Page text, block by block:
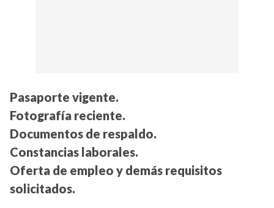
Pasaporte vigente.
Fotografía reciente.
Documentos de respaldo.
Constancias laborales.
Oferta de empleo y demás requisitos
solicitados.